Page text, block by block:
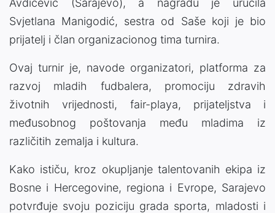
Avdičević (Sarajevo), a nagradu je uručila
Svjetlana Manigodić, sestra od Saše koji je bio
prijatelj i član organizacionog tima turnira.
Ovaj turnir je, navode organizatori, platforma za
razvoj mladih fudbalera, promociju zdravih
životnih vrijednosti, fair-playa, prijateljstva i
međusobnog poštovanja među mladima iz
različitih zemalja i kultura.
Kako ističu, kroz okupljanje talentovanih ekipa iz
Bosne i Hercegovine, regiona i Evrope, Sarajevo
potvrđuje svoju poziciju grada sporta, mladosti i